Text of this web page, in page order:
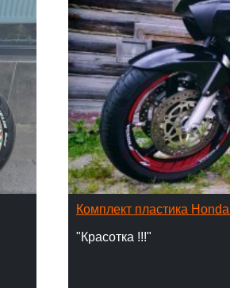
Комплект пластика
"Красотка !!!"